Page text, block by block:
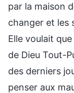
par la maison
changer et les
Elle voulait
de Dieu Tout-
des derniers
penser aux